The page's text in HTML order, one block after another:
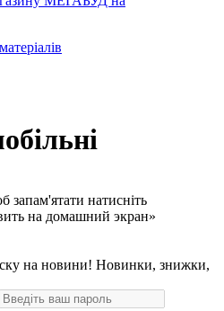
запам'ятати натисніть
на домашний экран»
на новини! Новинки, знижки,